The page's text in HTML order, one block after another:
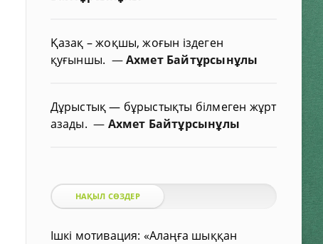
Қазақ – жоқшы, жоғын іздеген
қуғыншы. —Ахмет Байтұрсынұлы
Дұрыстық — бұрыстықты білмеген жұрт
азады.— Ахмет Байтұрсынұлы
НАҚЫЛ СӨЗДЕР
Ішкі мотивация: «Алаңға шыққан